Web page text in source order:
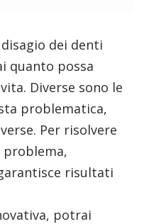
dei denti
quanto possa
Diverse sono le
problematica,
Per risolvere
risultati
potrai